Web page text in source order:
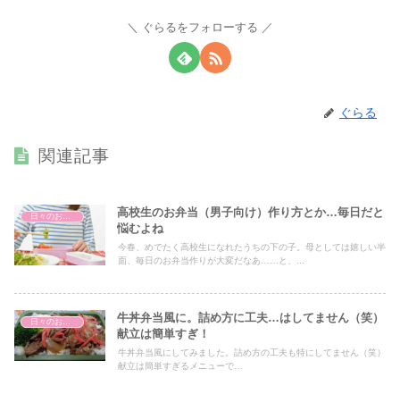
ぐらるをフォローする
ぐらる
関連記事
高校生のお弁当（男子向け）作り方とか…毎日だと
悩むよね
今春、めでたく高校生になれたうちの下の子。母としては嬉しい半
面、毎日のお弁当作りが大変だなあ……と、...
牛丼弁当風に。詰め方に工夫…はしてません（笑）
献立は簡単すぎ！
牛丼弁当風にしてみました。詰め方の工夫も特にしてません（笑）
献立は簡単すぎるメニューで…